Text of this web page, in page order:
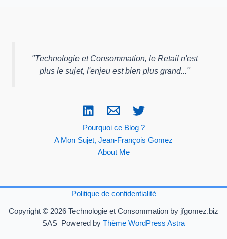
"Technologie et Consommation, le Retail n'est
plus le sujet, l'enjeu est bien plus grand..."
Pourquoi ce Blog ?
A Mon Sujet, Jean-François Gomez
About Me
Politique de confidentialité
Copyright © 2026 Technologie et Consommation by jfgomez.biz
SAS Powered by Thème WordPress Astra